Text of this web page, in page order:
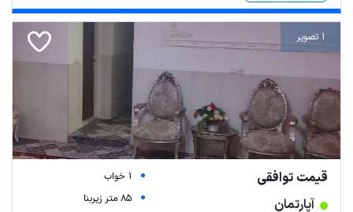
1 تصویر
قیمت توافقی
آپارتمان
1 خواب
85 متر زیربنا